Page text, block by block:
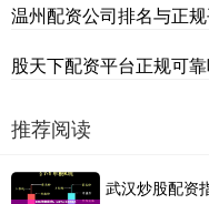
温州配资公司排名与正
股天下配资平台正规可
推荐阅读
武汉炒股配资